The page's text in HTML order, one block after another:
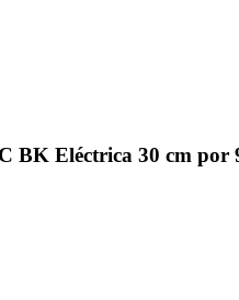
BK Eléctrica 30 cm por